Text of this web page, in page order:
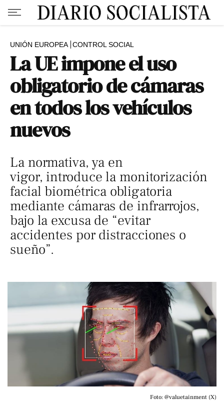
UNIÓN EUROPEA CONTROL SOCIAL
La UE impone el uso
obligatorio de cámaras
en todos los vehículos
nuevos
La normativa, ya en
vigor, introduce la monitorización
facial biométrica obligatoria
mediante cámaras de infrarrojos,
bajo la excusa de “evitar
accidentes por distracciones o
sueño”.
Foto: @valuetainment (X)